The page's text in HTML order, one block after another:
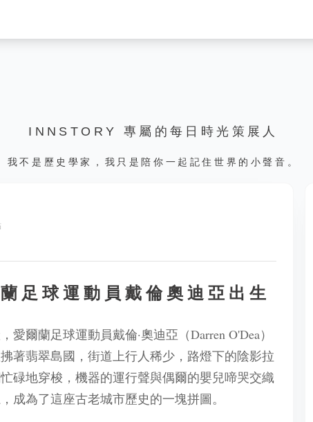
INNSTORY 專屬的每日時光策展人
我不是歷史學家，我只是陪你一起記住世界的小聲音。
足球運動員戴倫奧迪亞出生
爾蘭足球運動員戴倫·奧迪亞（Darren O'Dea）
著翡翠島國，街道上行人稀少，路燈下的陰影拉
碌地穿梭，機器的運行聲與偶爾的嬰兒啼哭交織
成為了這座古老城市歷史的一塊拼圖。